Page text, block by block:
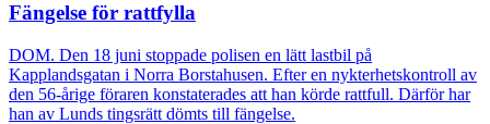
Fängelse för rattfylla
DOM. Den 18 juni stoppade polisen en lätt lastbil på
Kapplandsgatan i Norra Borstahusen. Efter en nykterhetskontroll av
den 56-årige föraren konstaterades att han körde rattfull. Därför har
han av Lunds tingsrätt dömts till fängelse.